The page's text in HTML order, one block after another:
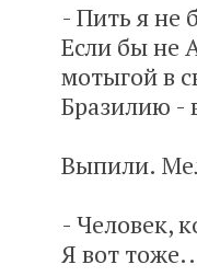
- Пить я не
Если бы не
мотыгой в
Бразилию -
Выпили.
- Человек,
Я вот